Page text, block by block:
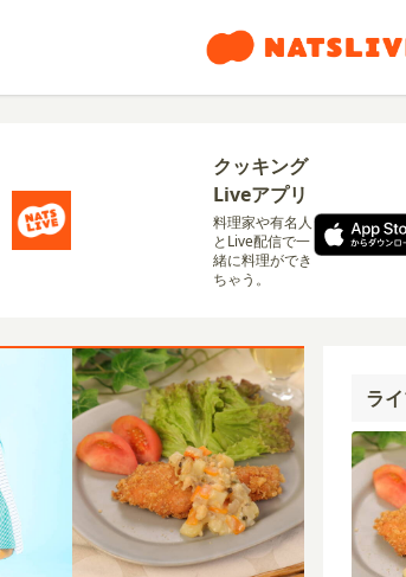
クッキング
Liveアプリ
料理家や有名人
とLive配信で一
緒に料理ができ
ちゃう。
ラ